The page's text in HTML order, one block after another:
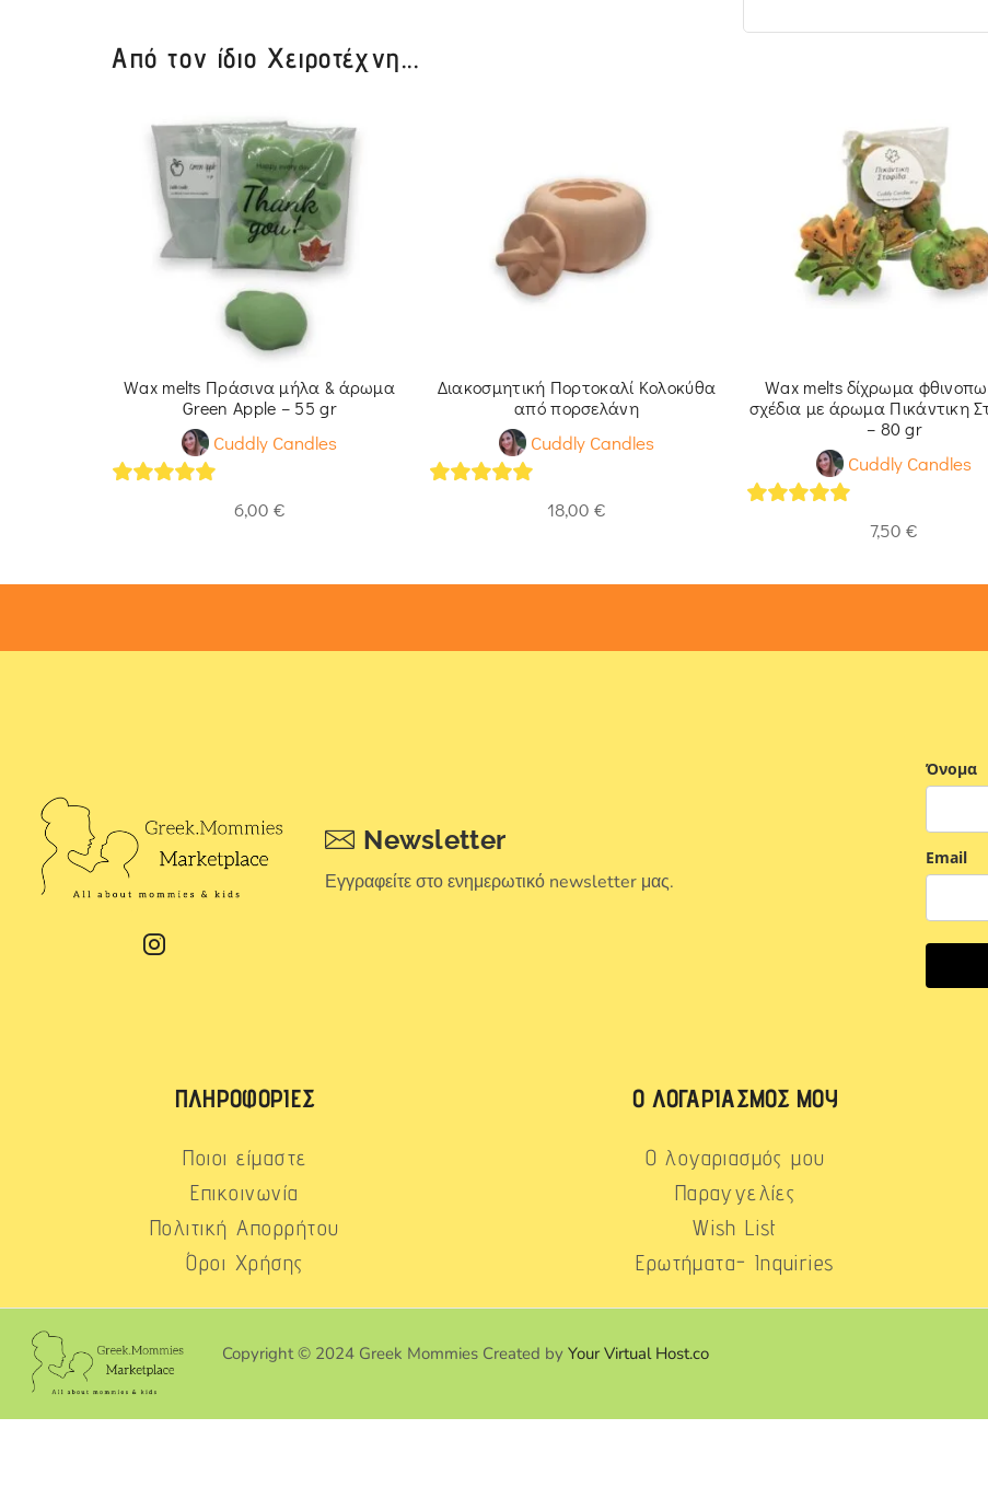
Από τον ίδιο Χειροτέχνη...
Wax melts Πράσινα μήλα & άρωμα
Green Apple – 55 gr
Cuddly Candles
6,00 €
Διακοσμητική Πορτοκαλί Κολοκύθα
από πορσελάνη
Cuddly Candles
18,00 €
Wax melts δίχρωμα
σχέδια με άρωμα Πικάντικη
– 80 gr
Cuddly Candles
7,50 €
Newsletter
Εγγραφείτε στο ενημερωτικό newsletter μας.
Όνομα
Email
ΠΛΗΡΟΦΟΡΊΕΣ
Ποιοι είμαστε
Επικοινωνία
Πολιτική Απορρήτου
Όροι Χρήσης
Ο ΛΟΓΑΡΙΑΣΜΌΣ ΜΟΥ
Ο λογαριασμός μου
Παραγγελίες
Wish List
Ερωτήματα- Inquiries
Copyright © 2024 Greek Mommies Created byYour Virtual Host.co